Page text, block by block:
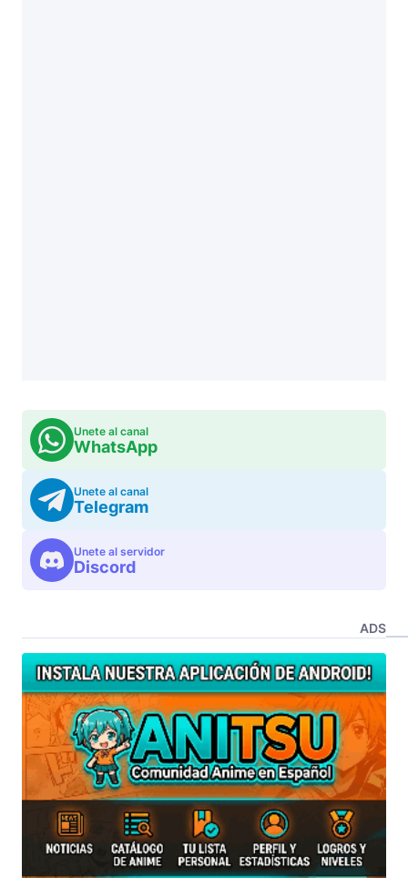
Unete al canal
WhatsApp
Unete al canal
Telegram
Unete al servidor
Discord
ADS